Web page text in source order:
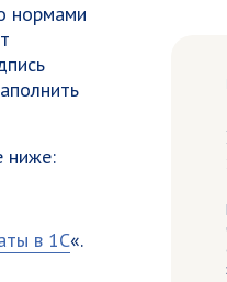
нормами
ниже:
в 1С«.